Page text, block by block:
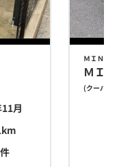
月
km
件
ＭＩＮＩ
ＭＩ
(クーパー